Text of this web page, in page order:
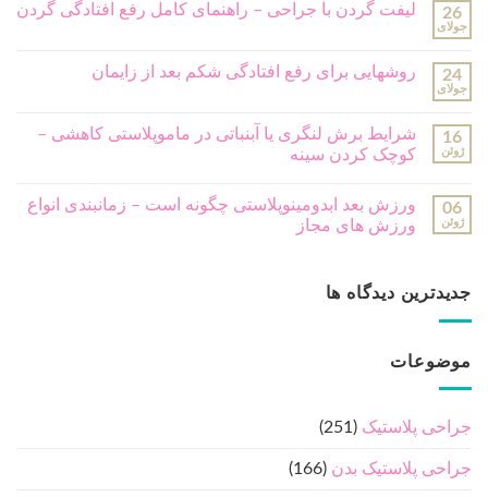
26
جولای
لیفت گردن با جراحی – راهنمای کامل رفع افتادگی گردن
24
جولای
روشهایی برای رفع افتادگی شکم بعد از زایمان
16
ژوئن
شرایط برش لنگری یا آبنباتی در ماموپلاستی کاهشی –
کوچک کردن سینه
06
ژوئن
ورزش بعد ابدومینوپلاستی چگونه است – زمانبندی انواع
ورزش های مجاز
جدیدترین دیدگاه ها
موضوعات
جراحی پلاستیک (251)
جراحی پلاستیک بدن (166)